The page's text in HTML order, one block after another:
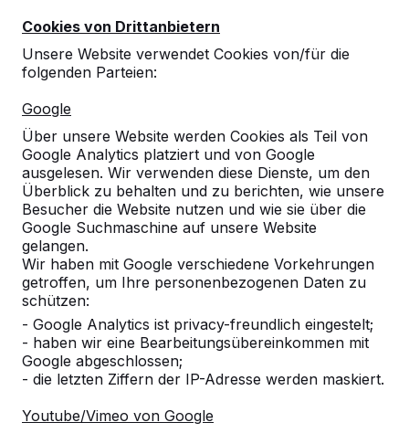
Cookies von Drittanbietern
Unsere Website verwendet Cookies von/für die
folgenden Parteien:
Google
Über unsere Website werden Cookies als Teil von
Google Analytics platziert und von Google
ausgelesen. Wir verwenden diese Dienste, um den
Überblick zu behalten und zu berichten, wie unsere
Besucher die Website nutzen und wie sie über die
Google Suchmaschine auf unsere Website
gelangen.
Wir haben mit Google verschiedene Vorkehrungen
getroffen, um Ihre personenbezogenen Daten zu
schützen:
- Google Analytics ist privacy-freundlich eingestelt;
- haben wir eine Bearbeitungsübereinkommen mit
Google abgeschlossen;
- die letzten Ziffern der IP-Adresse werden maskiert.
Youtube/Vimeo von Google
Referenzen
Unsere Produkte finden Sie in ganz Europa
und darüber hinaus. Sehen Sie hier, wo Sie
ein HeBlad-Produkt in Ihrer Nähe finden.
Produkt
Alles anzeigen
Kategorie
Alles anzeigen
Ort oder Postleitzahl suchen